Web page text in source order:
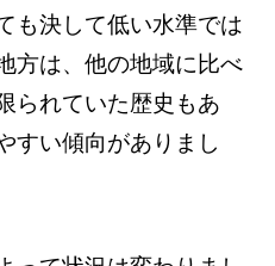
も決して低い水準では
方は、他の地域に比べ
られていた歴史もあ
すい傾向がありまし